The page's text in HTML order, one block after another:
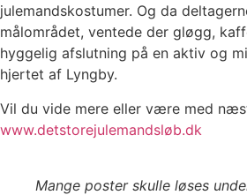
julemandskostumer. Og da
målområdet, ventede der gløgg,
hyggelig afslutning på en aktiv og
hjertet af Lyngby.
Vil du vide mere eller være med
www.detstorejulemandsløb.dk
Mange poster skulle løses